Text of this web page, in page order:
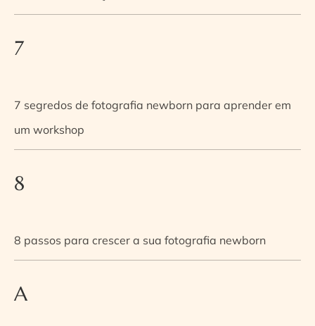
7
7 segredos de fotografia newborn para aprender em
um workshop
8
8 passos para crescer a sua fotografia newborn
A